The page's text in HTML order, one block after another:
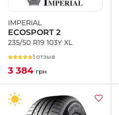
IMPERIAL
ECOSPORT 2
235/50 R19 103Y XL
1 отзыв
3 384 грн